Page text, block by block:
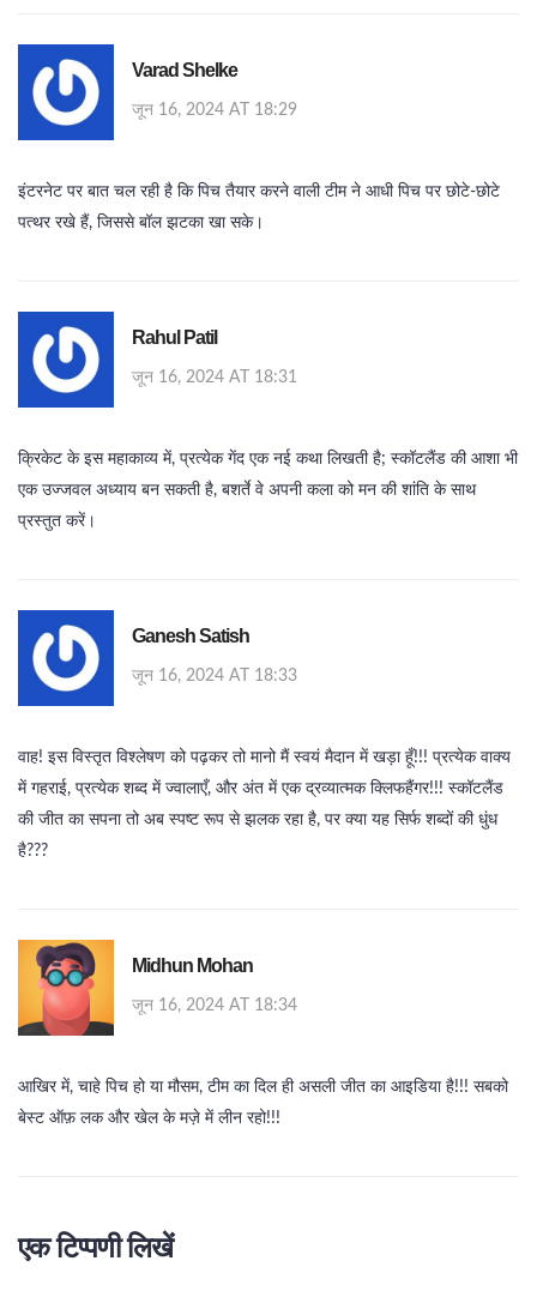
Varad Shelke
जून 16, 2024 AT 18:29
इंटरनेट पर बात चल रही है कि पिच तैयार करने वाली टीम ने आधी पिच पर छोटे‑छोटे
पत्थर रखे हैं, जिससे बॉल झटका खा सके।
Rahul Patil
जून 16, 2024 AT 18:31
क्रिकेट के इस महाकाव्य में, प्रत्येक गेंद एक नई कथा लिखती है; स्कॉटलैंड की आशा भी
एक उज्जवल अध्याय बन सकती है, बशर्ते वे अपनी कला को मन की शांति के साथ
प्रस्तुत करें।
Ganesh Satish
जून 16, 2024 AT 18:33
वाह! इस विस्तृत विश्लेषण को पढ़कर तो मानो मैं स्वयं मैदान में खड़ा हूँ!!! प्रत्येक वाक्य
में गहराई, प्रत्येक शब्द में ज्वालाएँ, और अंत में एक द्रव्यात्मक क्लिफहैंगर!!! स्कॉटलैंड
की जीत का सपना तो अब स्पष्ट रूप से झलक रहा है, पर क्या यह सिर्फ शब्दों की धुंध
है???
Midhun Mohan
जून 16, 2024 AT 18:34
आखिर में, चाहे पिच हो या मौसम, टीम का दिल ही असली जीत का आइडिया है!!! सबको
बेस्ट ऑफ़ लक और खेल के मज़े में लीन रहो!!!
एक टिप्पणी लिखें